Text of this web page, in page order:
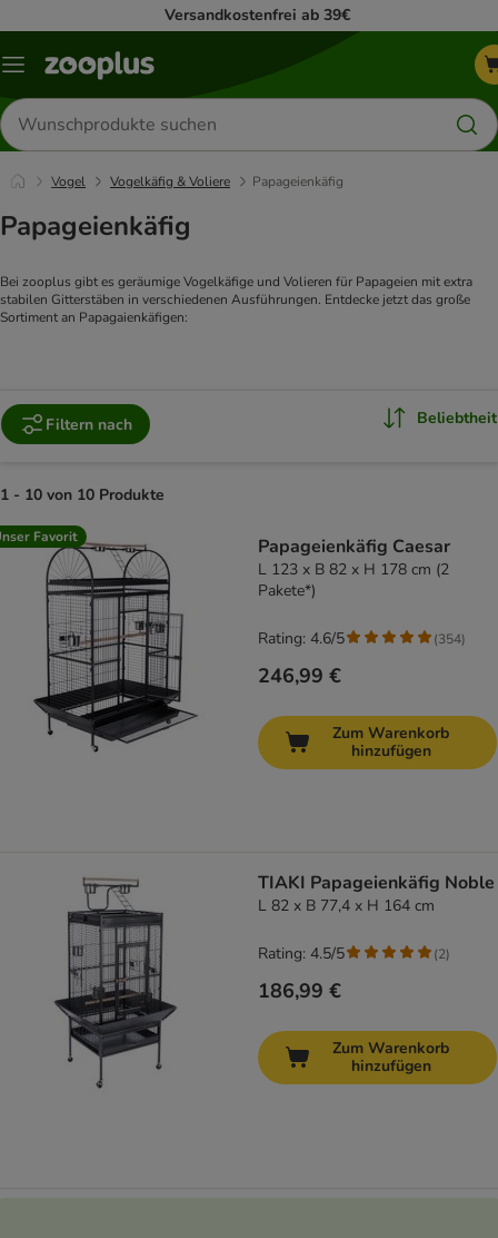
Versandkostenfrei ab 39€
Menü
Produkte
suchen
Vogel Vogelkäfig & Voliere Papageienkäfig
Papageienkäfig
Bei zooplus gibt es geräumige Vogelkäfige und Volieren für Papageien mit extra
stabilen Gitterstäben in verschiedenen Ausführungen. Entdecke jetzt das große
Filtern nach Beliebtheit
1 - 10 von 10 Produkte
product items have been changed
Favorit Papageienkäfig Caesar
L 123 x B 82 x H 178 cm (2
Pakete*)
246,99 €
Rating: 4.6/5 (354)
Zum Warenkorb
hinzufügen
TIAKI Papageienkäfig Noble
L 82 x B 77,4 x H 164 cm
186,99 €
Rating: 4.5/5 (2)
Zum Warenkorb
hinzufügen